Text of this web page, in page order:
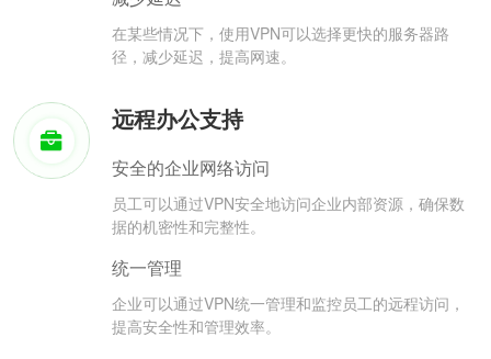
在某些情况下，使用VPN可以选择更快的服务器路
径，减少延迟，提高网速。
远程办公支持
安全的企业网络访问
员工可以通过VPN安全地访问企业内部资源，确保数
据的机密性和完整性。
统一管理
企业可以通过VPN统一管理和监控员工的远程访问，
提高安全性和管理效率。